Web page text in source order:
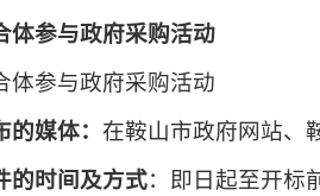
体参与政府采购活动
体参与政府采购活动
媒体： 在鞍山市政府网站、
的时间及方式：即日起至开标